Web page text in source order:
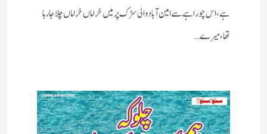
ہے ،اس چوراہے سے امین آباد والی سڑک پرمیں خراماں خراماں چلاجا رہا
تھا،میرے…